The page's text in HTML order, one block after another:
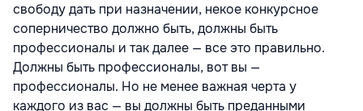
свободу дать при назначении, некое конкурсное
соперничество должно быть, должны быть
профессионалы и так далее — все это правильно.
Должны быть профессионалы, вот вы —
профессионалы. Но не менее важная черта у
каждого из вас — вы должны быть преданными